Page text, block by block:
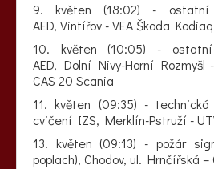
9. květen (18:02) -
AED, Vintířov - VEA Škoda Kodiaq
10. květen (10:05) -
AED, Dolní Nivy-Horní Rozmyšl
CAS 20 Scania
11. květen (09:35) - technická
cvičení IZS, Merklín-Pstruží -
13. květen (09:13) - požár
poplach), Chodov, ul. Hrnčířská –